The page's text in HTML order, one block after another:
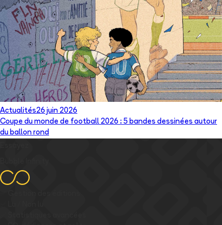
Actualités26 juin 2026
Coupe du monde de football 2026 : 5 bandes dessinées autour
du ballon rond